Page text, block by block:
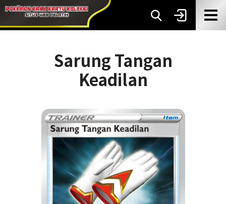
Sarung Tangan
Keadilan